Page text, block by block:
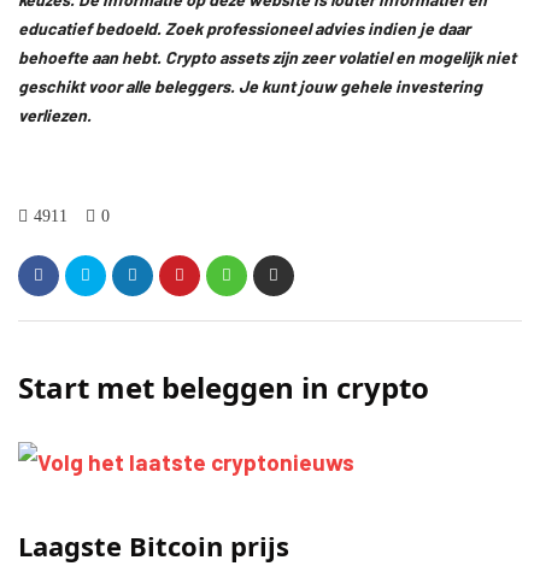
educatief bedoeld. Zoek professioneel advies indien je daar
behoefte aan hebt. Crypto assets zijn zeer volatiel en mogelijk niet
geschikt voor alle beleggers. Je kunt jouw gehele investering
verliezen.
4911 0
Start met beleggen in crypto
Laagste Bitcoin prijs